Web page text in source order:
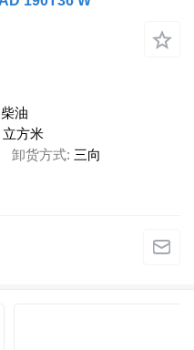
柴油
立方米
卸货方式 三向